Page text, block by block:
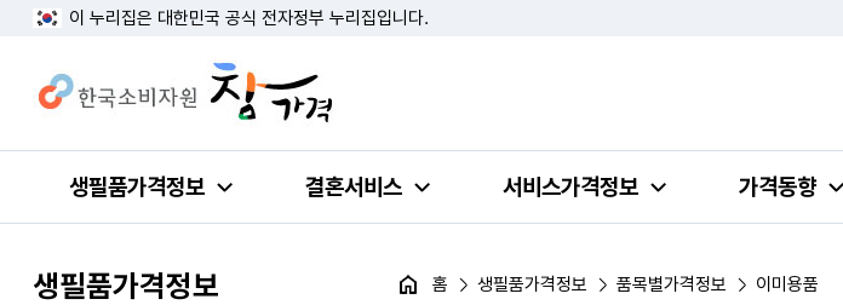
이 누리집은 대한민국 공식 전자정부 누리집입니다.
생필품가격정보 결혼서비스 서비스가격정보 가격동향
생필품가격정보 홈 생필품가격정보 품목별가격정보 이미용품